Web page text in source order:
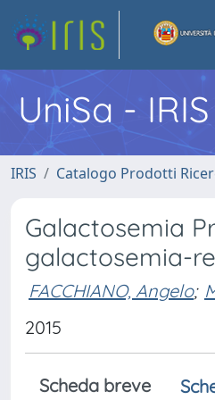
UniSa - IRIS
IRIS Catalogo Prodotti
Galactosemia
galactosemia-
FACCHIANO, Angelo;
2015
Scheda breve